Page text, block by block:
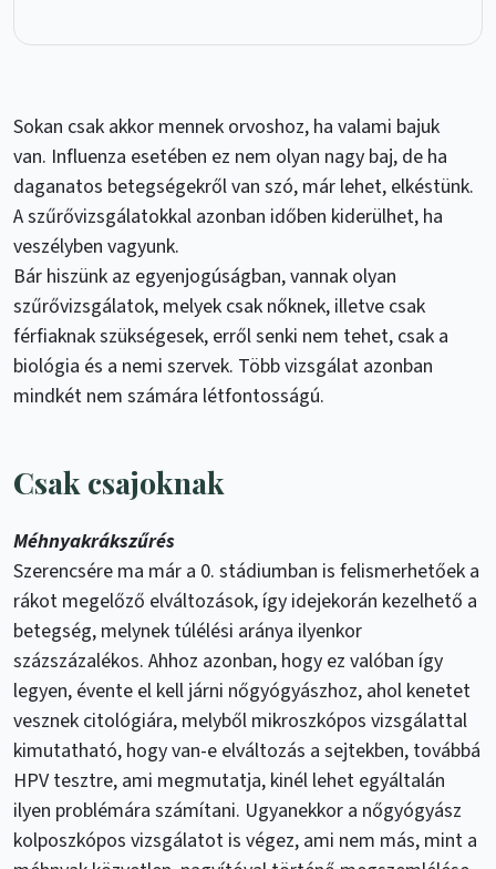
Sokan csak akkor mennek orvoshoz, ha valami bajuk
van. Influenza esetében ez nem olyan nagy baj, de ha
daganatos betegségekről van szó, már lehet, elkéstünk.
A szűrővizsgálatokkal azonban időben kiderülhet, ha
veszélyben vagyunk.
Bár hiszünk az egyenjogúságban, vannak olyan
szűrővizsgálatok, melyek csak nőknek, illetve csak
férfiaknak szükségesek, erről senki nem tehet, csak a
biológia és a nemi szervek. Több vizsgálat azonban
mindkét nem számára létfontosságú.
Csak csajoknak
Méhnyakrákszűrés
Szerencsére ma már a 0. stádiumban is felismerhetőek a
rákot megelőző elváltozások, így idejekorán kezelhető a
betegség, melynek túlélési aránya ilyenkor
százszázalékos. Ahhoz azonban, hogy ez valóban így
legyen, évente el kell járni nőgyógyászhoz, ahol kenetet
vesznek citológiára, melyből mikroszkópos vizsgálattal
kimutatható, hogy van-e elváltozás a sejtekben, továbbá
HPV tesztre, ami megmutatja, kinél lehet egyáltalán
ilyen problémára számítani. Ugyanekkor a nőgyógyász
kolposzkópos vizsgálatot is végez, ami nem más, mint a